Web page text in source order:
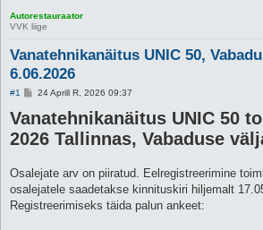
Autorestauraator
VVK liige
Vanatehnikanäitus UNIC 50,
6.06.2026
#1
P
s
t
i
t
24 Aprill R, 2026 09:37
Vanatehnikanäitus UNIC 50
2026 Tallinnas, Vabaduse
Osalejate arv on piiratud. Eelregistreerimine
osalejatele saadetakse kinnituskiri hiljemalt
Registreerimiseks täida palun ankeet: